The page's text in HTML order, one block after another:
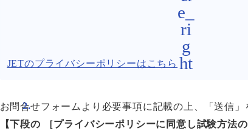
JETのプライバシーポリシーはこちら
お問合せフォームより必要事項に記載の上、「送信」
【下段の ［プライバシーポリシーに同意し試験方法